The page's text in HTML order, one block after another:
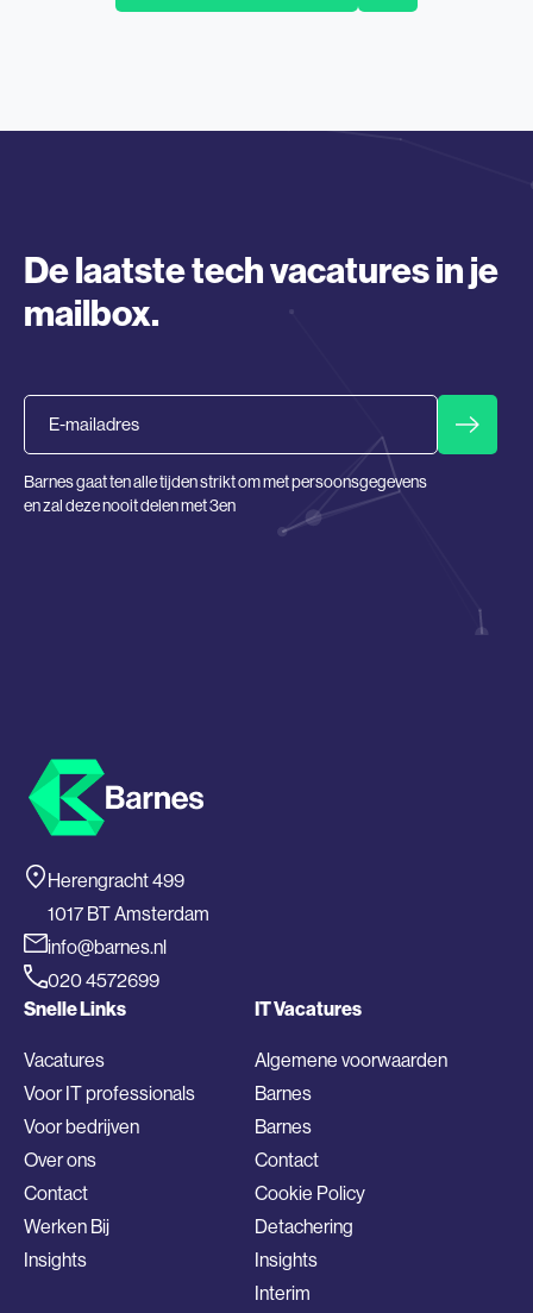
De laatste tech vacatures in je
mailbox.
Barnes gaat ten alle tijden strikt om met persoonsgegevens
en zal deze nooit delen met 3en
Herengracht 499
1017 BT Amsterdam
info@barnes.nl
020 4572699
Snelle Links
Vacatures
Voor IT professionals
Voor bedrijven
Over ons
Contact
Werken Bij
Insights
IT Vacatures
Algemene voorwaarden
Barnes
Barnes
Contact
Cookie Policy
Detachering
Insights
Interim